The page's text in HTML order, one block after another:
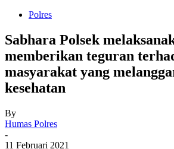
Polres
Sabhara Polsek
memberikan teguran
masyarakat yang
kesehatan
By
Humas Polres
-
11 Februari 2021